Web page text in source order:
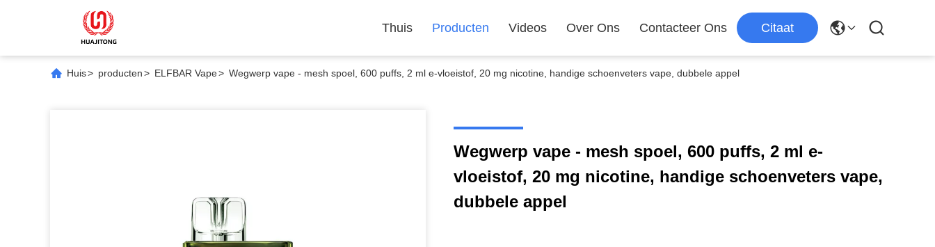
Thuis Producten Videos Over Ons Contacteer Ons Citaat
Huis> producten> ELFBAR Vape> Wegwerp vape - mesh spoel, 600 puffs, 2 ml e-vloeistof, 20 mg nicotine, handige schoenveters vape, dubbele appel
Wegwerp vape - mesh spoel, 600 puffs, 2 ml e-
vloeistof, 20 mg nicotine, handige schoenveters vape,
dubbele appel